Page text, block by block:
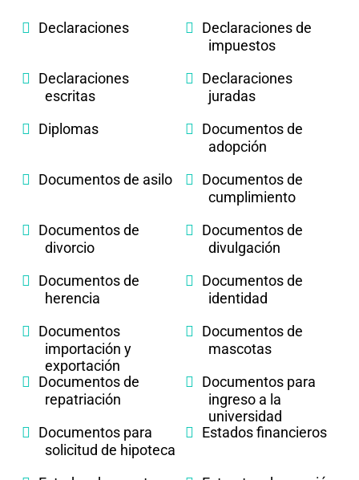
Declaraciones
Declaraciones de
impuestos
Declaraciones
escritas
Declaraciones
juradas
Diplomas
Documentos de
adopción
Documentos de asilo
Documentos de
cumplimiento
Documentos de
divorcio
Documentos de
divulgación
Documentos de
herencia
Documentos de
identidad
Documentos
importación y
exportación
Documentos de
mascotas
Documentos de
repatriación
Documentos para
ingreso a la
universidad
Documentos para
solicitud de hipoteca
Estados financieros